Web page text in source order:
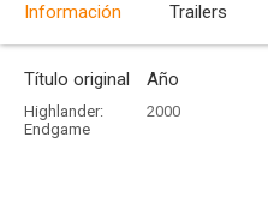
Información Trailers
Título original
Highlander:
Endgame
Año
2000